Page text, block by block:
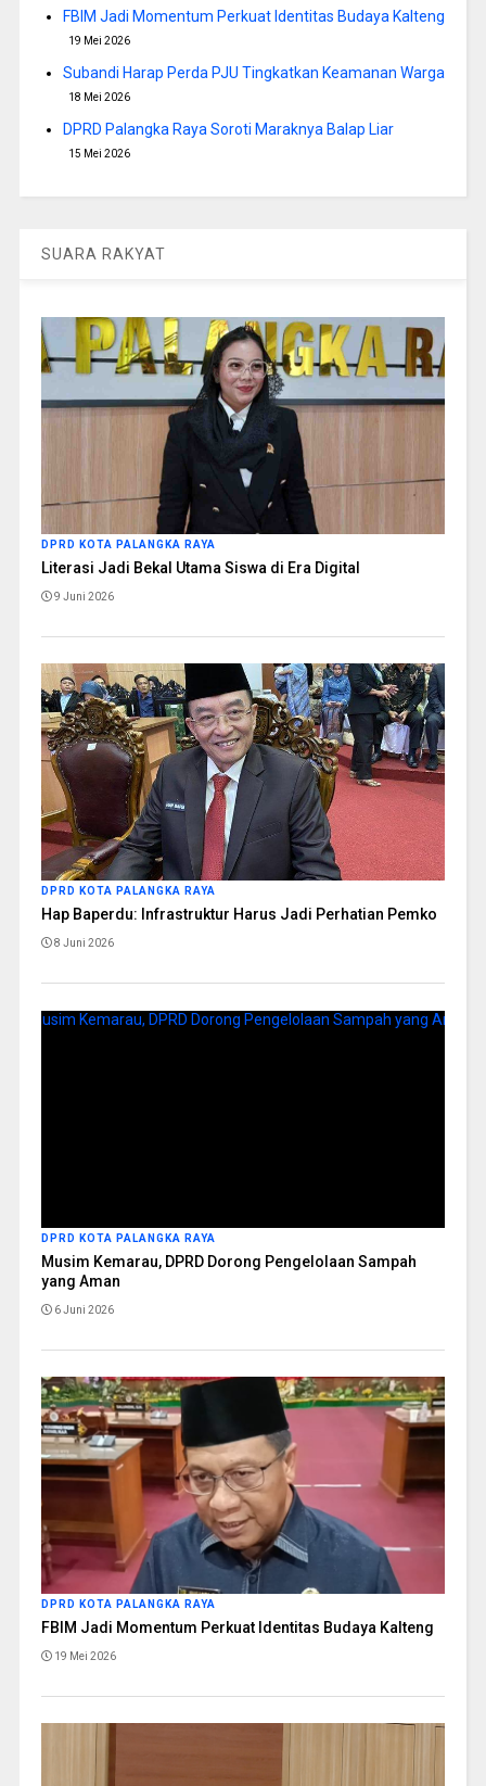
FBIM Jadi Momentum Perkuat Identitas Budaya Kalteng
19 Mei 2026
Subandi Harap Perda PJU Tingkatkan Keamanan Warga
18 Mei 2026
DPRD Palangka Raya Soroti Maraknya Balap Liar
15 Mei 2026
SUARA RAKYAT
DPRD KOTA PALANGKA RAYA
Literasi Jadi Bekal Utama Siswa di Era Digital
9 Juni 2026
DPRD KOTA PALANGKA RAYA
Hap Baperdu: Infrastruktur Harus Jadi Perhatian Pemko
8 Juni 2026
DPRD KOTA PALANGKA RAYA
Musim Kemarau, DPRD Dorong Pengelolaan Sampah
yang Aman
6 Juni 2026
DPRD KOTA PALANGKA RAYA
FBIM Jadi Momentum Perkuat Identitas Budaya Kalteng
19 Mei 2026